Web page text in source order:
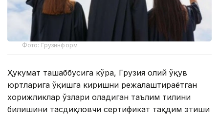
Фото: Грузинформ
Ҳукумат ташаббусига кўра, Грузия олий ўқув
юртларига ўқишга киришни режалаштираётган
хорижликлар ўзлари оладиган таълим тилини
билишини тасдиқловчи сертификат тақдим этиши